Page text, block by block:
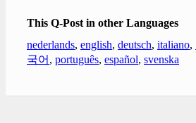
This Q-Post in other Languages
nederlands, english, deutsch, italiano,
국어 , português, español, svenska